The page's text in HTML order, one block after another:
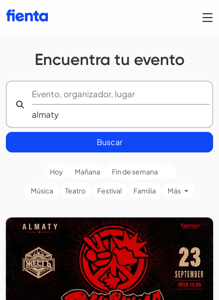
Encuentra tu evento
Buscar
Hoy Mañana Fin de semana
Música Teatro Festival Familia Más